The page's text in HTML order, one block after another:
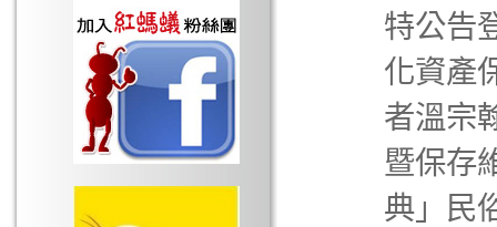
特公告
化資產
者溫宗
暨保存
典」民